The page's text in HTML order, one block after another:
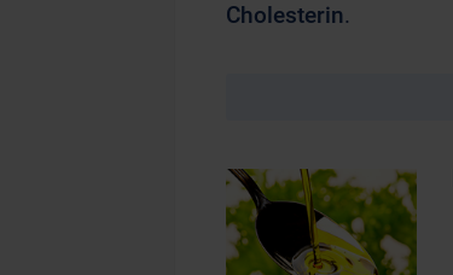
Cholesterin.